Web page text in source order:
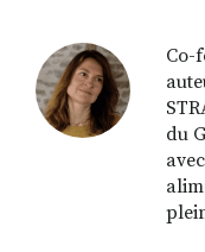
ALTER STRADA
ROSÉE DE MAI
Co-
du